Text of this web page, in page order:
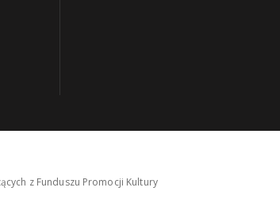
z Funduszu Promocji Kultury